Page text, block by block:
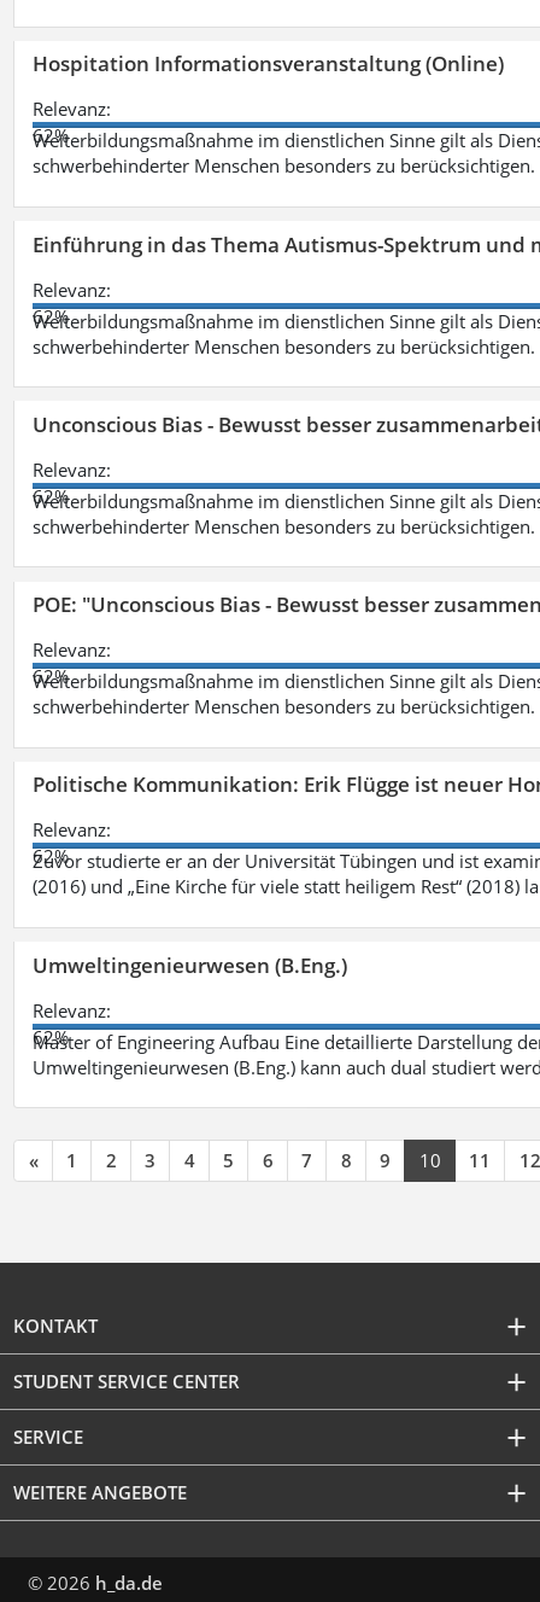
Hospitation Informationsveranstaltung (Online)
Relevanz:
62%
Weiterbildungsmaßnahme im dienstlichen Sinne gilt als
schwerbehinderter Menschen besonders zu berücksichtigen.
Einführung in das Thema Autismus-Spektrum
Relevanz:
62%
Weiterbildungsmaßnahme im dienstlichen Sinne gilt als
schwerbehinderter Menschen besonders zu berücksichtigen.
Unconscious Bias - Bewusst besser
Relevanz:
62%
Weiterbildungsmaßnahme im dienstlichen Sinne gilt als
schwerbehinderter Menschen besonders zu berücksichtigen.
POE: "Unconscious Bias - Bewusst besser
Relevanz:
62%
Weiterbildungsmaßnahme im dienstlichen Sinne gilt als
schwerbehinderter Menschen besonders zu berücksichtigen.
Politische Kommunikation: Erik Flügge ist neuer
Relevanz:
62%
Zuvor studierte er an der Universität Tübingen und ist
(2016) und „Eine Kirche für viele statt heiligem Rest“ (2018)
Umweltingenieurwesen (B.Eng.)
Relevanz:
62%
Master of Engineering Aufbau Eine detaillierte Darstellung
Umweltingenieurwesen (B.Eng.) kann auch dual studiert
« 1 2 3 4 5 6 7 8 9 10 11 12
KONTAKT
STUDENT SERVICE CENTER
SERVICE
WEITERE ANGEBOTE
© 2026 h_da.de